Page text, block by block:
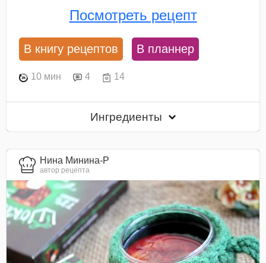
Посмотреть рецепт
В книгу рецептов В планнер
10 мин 4 14
Ингредиенты
Нина Минина-Р
автор рецепта